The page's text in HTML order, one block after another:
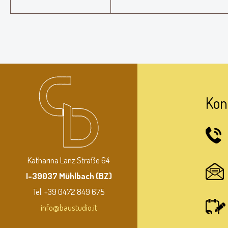
Katharina Lanz Straße 64
I-39037 Mühlbach (BZ)
Tel. +39 0472 849 675
info@baustudio.it